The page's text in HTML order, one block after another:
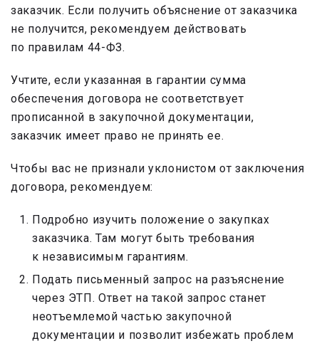
заказчик. Если получить объяснение от заказчика
не получится, рекомендуем действовать
по правилам 44-ФЗ.
Учтите, если указанная в гарантии сумма
обеспечения договора не соответствует
прописанной в закупочной документации,
заказчик имеет право не принять ее.
Чтобы вас не признали уклонистом от заключения
договора, рекомендуем:
Подробно изучить положение о закупках
заказчика. Там могут быть требования
к независимым гарантиям.
Подать письменный запрос на разъяснение
через ЭТП. Ответ на такой запрос станет
неотъемлемой частью закупочной
документации и позволит избежать проблем